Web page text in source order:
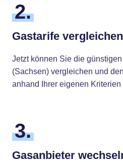
2.
Gastarife vergleichen
Jetzt können Sie die
(Sachsen) vergleichen und
anhand Ihrer eigenen
3.
Gasanbieter